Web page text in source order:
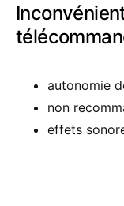
autonomie
non
effets